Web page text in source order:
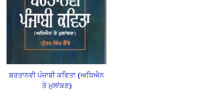
ਬਰਤਾਨਵੀ ਪੰਜਾਬੀ ਕਵਿਤਾ (ਅਧਿਐਨ
ਤੇ ਮੁਲਾਂਕਣ)